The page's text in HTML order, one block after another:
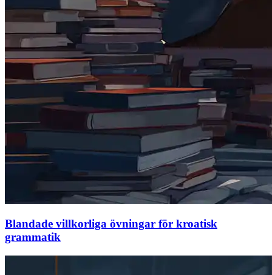
Blandade villkorliga övningar för kroatisk
grammatik